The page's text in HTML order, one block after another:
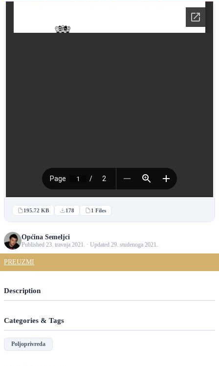
195.72 KB 178 1 Files
Općina Semeljci
Published 23. travnja 2021. · Updated 29. studenoga 2021.
PREUZMI
Description
Categories & Tags
Poljoprivreda